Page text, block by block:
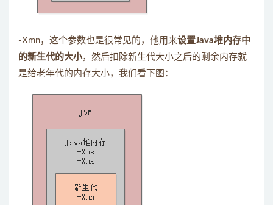
-Xmn，这个参数也是很常见的，他用来设置Java堆内存中
的新生代的大小，然后扣除新生代大小之后的剩余内存就
是给老年代的内存大小，我们看下图：